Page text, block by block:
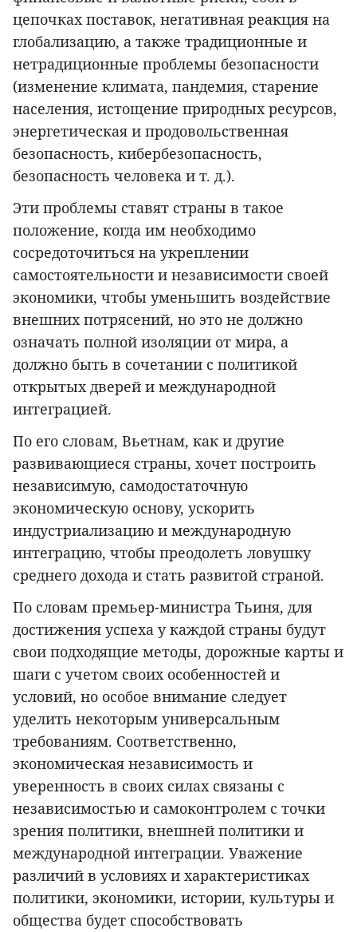
цепочках поставок, негативная реакция на
глобализацию, а также традиционные и
нетрадиционные проблемы безопасности
(изменение климата, пандемия, старение
населения, истощение природных ресурсов,
энергетическая и продовольственная
безопасность, кибербезопасность,
безопасность человека и т. д.).
Эти проблемы ставят страны в такое
положение, когда им необходимо
сосредоточиться на укреплении
самостоятельности и независимости своей
экономики, чтобы уменьшить воздействие
внешних потрясений, но это не должно
означать полной изоляции от мира, а
должно быть в сочетании с политикой
открытых дверей и международной
интеграцией.
По его словам, Вьетнам, как и другие
развивающиеся страны, хочет построить
независимую, самодостаточную
экономическую основу, ускорить
индустриализацию и международную
интеграцию, чтобы преодолеть ловушку
среднего дохода и стать развитой страной.
По словам премьер-министра Тьиня, для
достижения успеха у каждой страны будут
свои подходящие методы, дорожные карты и
шаги с учетом своих особенностей и
условий, но особое внимание следует
уделить некоторым универсальным
требованиям. Соответственно,
экономическая независимость и
уверенность в своих силах связаны с
независимостью и самоконтролем с точки
зрения политики, внешней политики и
международной интеграции. Уважение
различий в условиях и характеристиках
политики, экономики, истории, культуры и
общества будет способствовать